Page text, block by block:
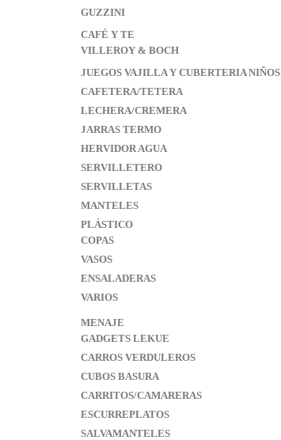
GUZZINI
CAFÉ Y TE
VILLEROY & BOCH
JUEGOS VAJILLA Y CUBERTERIA NIÑOS
CAFETERA/TETERA
LECHERA/CREMERA
JARRAS TERMO
HERVIDOR AGUA
SERVILLETERO
SERVILLETAS
MANTELES
PLÁSTICO
COPAS
VASOS
ENSALADERAS
VARIOS
MENAJE
GADGETS LEKUE
CARROS VERDULEROS
CUBOS BASURA
CARRITOS/CAMARERAS
ESCURREPLATOS
SALVAMANTELES